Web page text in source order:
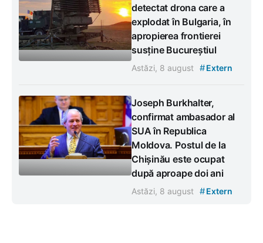
detectat drona care a
explodat în Bulgaria, în
apropierea frontierei
susține Bucureștiul
Astăzi, 8 august #Extern
Joseph Burkhalter,
confirmat ambasador al
SUA în Republica
Moldova. Postul de la
Chișinău este ocupat
după aproape doi ani
Astăzi, 8 august #Extern